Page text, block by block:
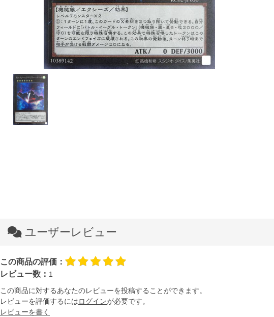
ユーザーレビュー
この商品の評価：
レビュー数： 1
この商品に対するあなたのレビューを投稿することができます。
レビューを評価するにはログインが必要です。
レビューを書く